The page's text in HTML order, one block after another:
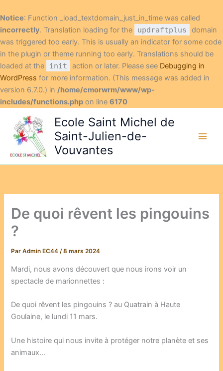
Notice: Function _load_textdomain_just_in_time was called
incorrectly. Translation loading for the updraftplus
domain
was triggered too early. This is usually an indicator for some code
in the plugin or theme running too early. Translations should be
loaded at the
init action or later. Please see Debugging in
WordPress for more information. (This message was added in
version 6.7.0.) in /home/cmorwrm/www/wp-
includes/functions.php on line 6170
contenu
Ecole Saint Michel de
Saint-Julien-de-
Vouvantes
De quoi rêvent les pingouins
?
ParAdmin EC44/8 mars 2024
Mardi, nous avons découvert que nous irons voir un
spectacle de marionnettes :
De quoi rêvent les pingouins ? au Quatrain à Haute
Goulaine, le lundi 11 mars.
Une histoire qui nous invite à protéger notre planète et ses
animaux…